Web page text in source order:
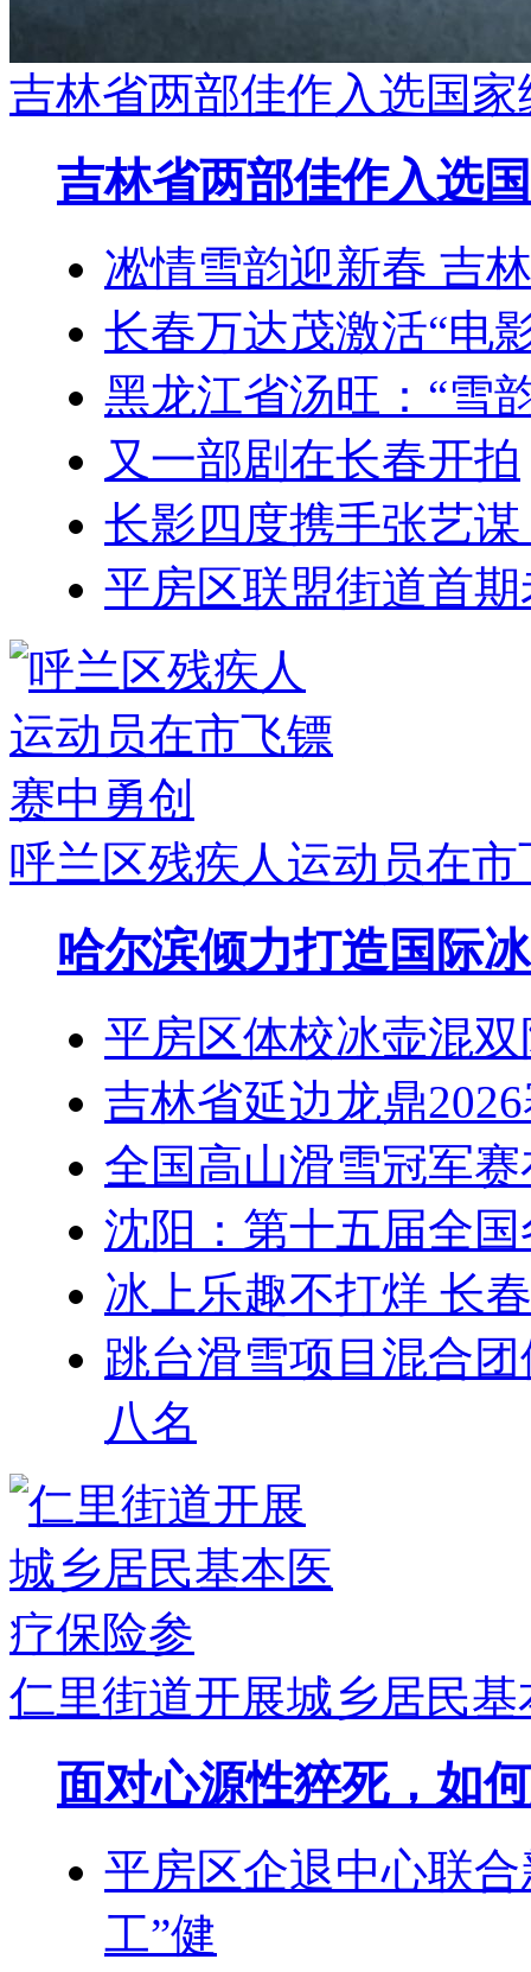
吉林省两部佳作入选国
吉林省两部佳作入选
凇情雪韵迎新春 吉
长春万达茂激活“电
黑龙江省汤旺：“雪
又一部剧在长春开拍
长影四度携手张艺
平房区联盟街道首
呼兰区残疾人运动员在
哈尔滨倾力打造国际
平房区体校冰壶混
吉林省延边龙鼎
全国高山滑雪冠军
沈阳：第十五届全
冰上乐趣不打烊 长
跳台滑雪项目混合
八名
仁里街道开展城乡居民
面对心源性猝死，如
平房区企退中心联
工”健